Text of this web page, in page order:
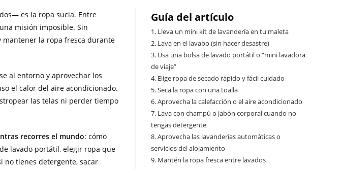
es la ropa sucia. Entre
misión imposible. Sin
mantener la ropa fresca durante
al entorno y aprovechar los
el calor del aire acondicionado.
las telas ni perder tiempo
recorres el mundo: cómo
lavado portátil, elegir ropa que
no tienes detergente, sacar
Guía del artículo
1. Lleva un mini kit de lavandería en tu maleta
2. Lava en el lavabo (sin hacer desastre)
3. Usa una bolsa de lavado portátil o “mini lavadora
de viaje”
4. Elige ropa de secado rápido y fácil cuidado
5.Seca la ropa con una toalla
6.Aprovecha la calefacción o el aire acondicionado
7. Lava con champú o jabón corporal cuando no
tengas detergente
8.Aprovecha las lavanderías automáticas o
servicios del alojamiento
9. Mantén la ropa fresca entre lavados